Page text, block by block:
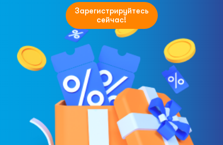
Зарегистрируйтесь
сейчас!